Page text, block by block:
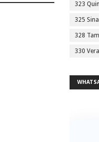
323
325
328
330